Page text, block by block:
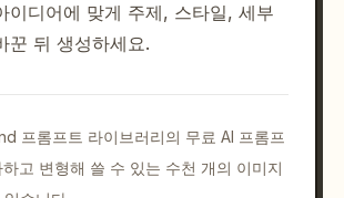
이디어에 맞게 주제, 스타일, 세부
꾼 뒤 생성하세요.
프롬프트 라이브러리의 무료 AI 프롬프
하고 변형해 쓸 수 있는 수천 개의 이미지